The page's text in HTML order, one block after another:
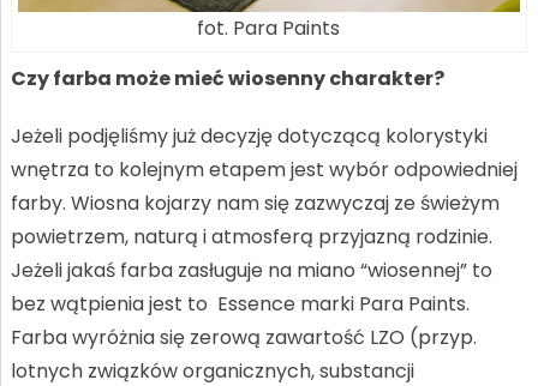
fot. Para Paints
Czy farba może mieć wiosenny charakter?
Jeżeli podjęliśmy już decyzję dotyczącą kolorystyki
wnętrza to kolejnym etapem jest wybór odpowiedniej
farby. Wiosna kojarzy nam się zazwyczaj ze świeżym
powietrzem, naturą i atmosferą przyjazną rodzinie.
Jeżeli jakaś farba zasługuje na miano “wiosennej” to
bez wątpienia jest to Essence marki Para Paints.
Farba wyróżnia się zerową zawartość LZO (przyp.
lotnych związków organicznych, substancji